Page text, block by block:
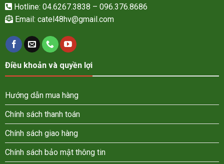
Hotline: 04.6267.3838 – 096.376.8686
Email: catel48hv@gmail.com
Điều khoản và quyền lợi
Hướng dẫn mua hàng
Chính sách thanh toán
Chính sách giao hàng
Chính sách bảo mật thông tin